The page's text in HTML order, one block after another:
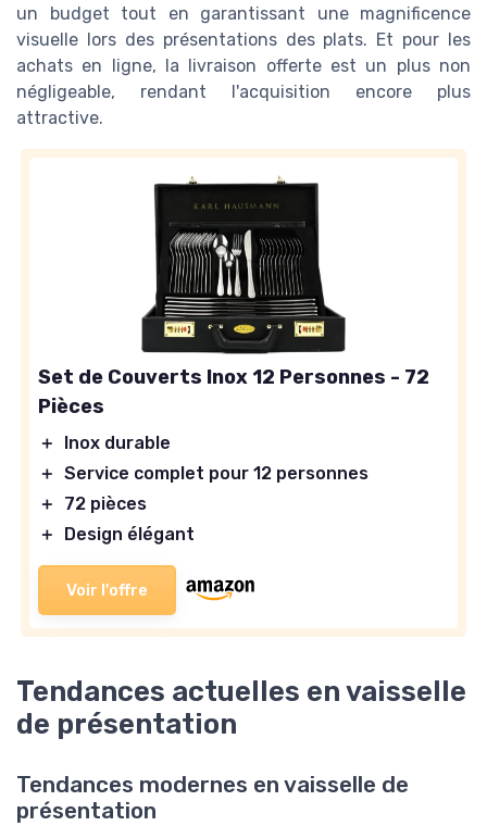
un budget tout en garantissant une magnificence
visuelle lors des présentations des plats. Et pour les
achats en ligne, la livraison offerte est un plus non
négligeable, rendant l'acquisition encore plus
attractive.
Set de Couverts Inox 12 Personnes - 72
Pièces
＋
Inox durable
＋ Service complet pour 12 personnes
＋
72 pièces
＋
Design élégant
Voir l'offre
Tendances actuelles en vaisselle
de présentation
Tendances modernes en vaisselle de
présentation